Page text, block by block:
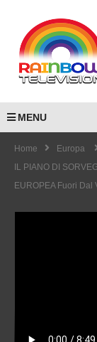
MENU
Home
Europa
IL PIANO DI
EUROPEA Fuori Dal